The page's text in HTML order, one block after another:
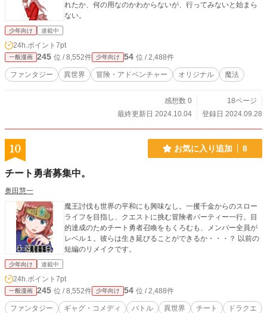
れたか、何の用なのかわからないが、行ってみないと始まら
ない。
少年向け 連載中
24h.ポイント 7pt
一般漫画 245 位 / 8,552件 少年向け 54 位 / 2,488件
ファンタジー 異世界 冒険・アドベンチャー オリジナル 魔法
感想数 0
18ページ
最終更新日 2024.10.04
登録日 2024.09.28
10 お気に入り追加 8
チート勇者募集中。
奥田慧一
魔王討伐も世界の平和にも興味なし。一攫千金からのスロー
ライフを目指し、クエストに挑む冒険者パーティー一行。目
的達成のためチート勇者召喚をもくろむも、メンバー全員が
レベル１。彼らは生き延びることができるか・・・？ 以前の
短編のリメイクです。
少年向け 連載中
24h.ポイント 7pt
一般漫画 245 位 / 8,552件 少年向け 54 位 / 2,488件
ファンタジー ギャグ・コメディ バトル 異世界 チート ドラクエ